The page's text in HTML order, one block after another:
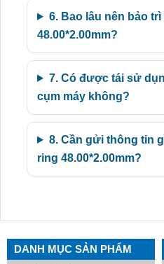
DANH MỤC SẢN PHẨM
6. Bao lâu nên bảo
48.00*2.00mm?
7. Có được tái sử
cụm máy không?
8. Cần gửi thông tin
ring 48.00*2.00mm?